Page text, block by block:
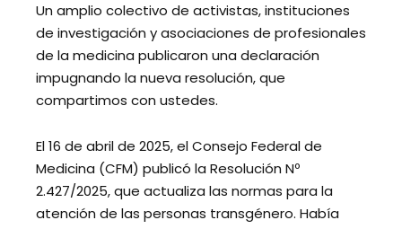
Un amplio colectivo de activistas, instituciones
de investigación y asociaciones de profesionales
de la medicina publicaron una declaración
impugnando la nueva resolución, que
compartimos con ustedes.
El 16 de abril de 2025, el Consejo Federal de
Medicina (CFM) publicó la Resolución Nº
2.427/2025, que actualiza las normas para la
atención de las personas transgénero. Había